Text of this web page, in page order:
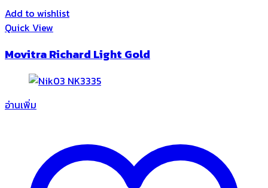
Add to wishlist
Quick View
Movitra Richard Light Gold
อ่านเพิ่ม